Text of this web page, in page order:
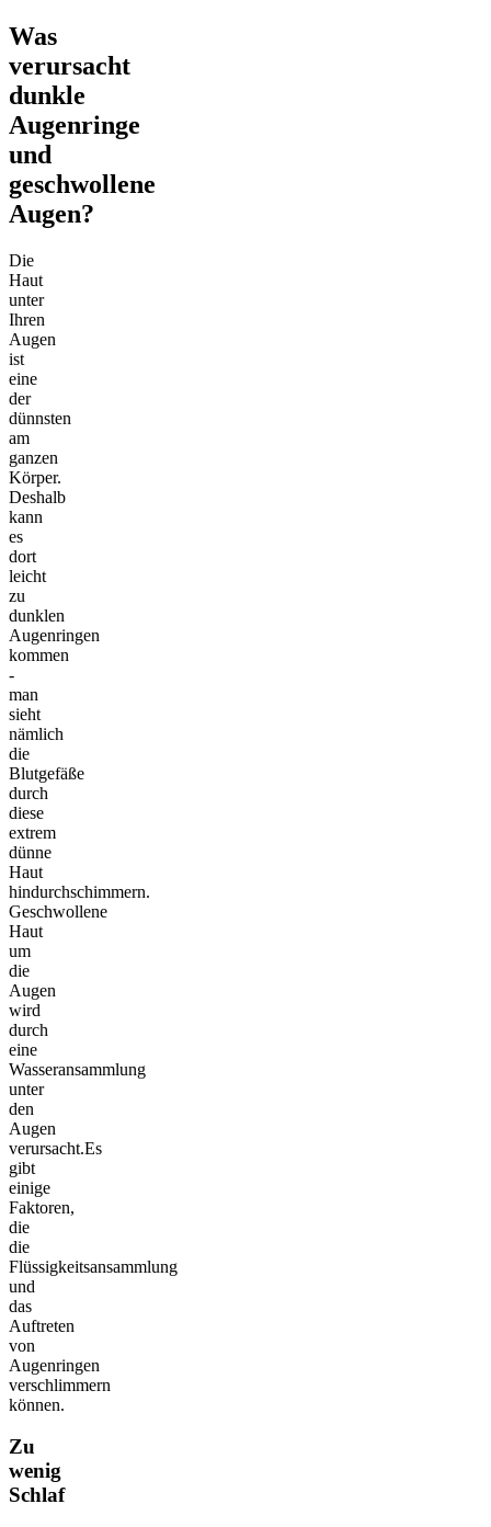
Was
verursacht
dunkle
Augenringe
und
geschwollene
Augen?
Die
Haut
unter
Ihren
Augen
ist
eine
der
dünnsten
am
ganzen
Körper.
Deshalb
kann
es
dort
leicht
zu
dunklen
Augenringen
kommen
-
man
sieht
nämlich
die
Blutgefäße
durch
diese
extrem
dünne
Haut
hindurchschimmern.
Geschwollene
Haut
um
die
Augen
wird
durch
eine
Wasseransammlung
unter
den
Augen
verursacht.Es
gibt
einige
Faktoren,
die
die
Flüssigkeitsansammlung
und
das
Auftreten
von
Augenringen
verschlimmern
können.
Zu
wenig
Schlaf